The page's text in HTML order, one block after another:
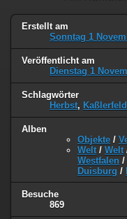
Erstellt am
Sonntag 1
Veröffentlicht am
Dienstag 1
Schlagwörter
Herbst, Kaßlerfeld
Alben
Objekte /
Welt / Welt
Westfalen /
Duisburg /
Besuche
869